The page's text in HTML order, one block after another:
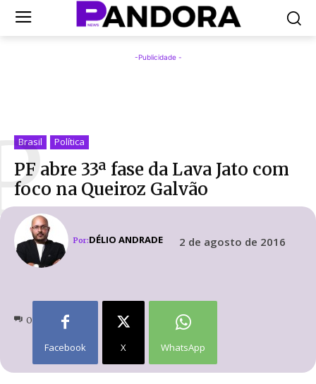
-Publicidade -
Brasil Política
PF abre 33ª fase da Lava Jato com
foco na Queiroz Galvão
Por:DÉLIO ANDRADE 2 de agosto de 2016
0
Facebook X WhatsApp